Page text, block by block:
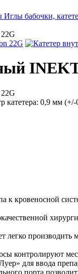
Иглы бабочки,
катетера: 0,9 мм
к кровеносной
производить
контролируют
для ввода
порта